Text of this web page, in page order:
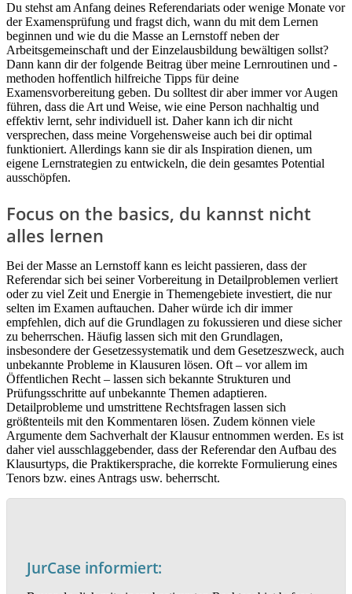
Du stehst am Anfang deines Referendariats oder wenige Monate vor
der Examensprüfung und fragst dich, wann du mit dem Lernen
beginnen und wie du die Masse an Lernstoff neben der
Arbeitsgemeinschaft und der Einzelausbildung bewältigen sollst?
Dann kann dir der folgende Beitrag über meine Lernroutinen und -
methoden hoffentlich hilfreiche Tipps für deine
Examensvorbereitung geben. Du solltest dir aber immer vor Augen
führen, dass die Art und Weise, wie eine Person nachhaltig und
effektiv lernt, sehr individuell ist. Daher kann ich dir nicht
versprechen, dass meine Vorgehensweise auch bei dir optimal
funktioniert. Allerdings kann sie dir als Inspiration dienen, um
eigene Lernstrategien zu entwickeln, die dein gesamtes Potential
ausschöpfen.
Focus on the basics, du kannst nicht
alles lernen
Bei der Masse an Lernstoff kann es leicht passieren, dass der
Referendar sich bei seiner Vorbereitung in Detailproblemen verliert
oder zu viel Zeit und Energie in Themengebiete investiert, die nur
selten im Examen auftauchen. Daher würde ich dir immer
empfehlen, dich auf die Grundlagen zu fokussieren und diese sicher
zu beherrschen. Häufig lassen sich mit den Grundlagen,
insbesondere der Gesetzessystematik und dem Gesetzeszweck, auch
unbekannte Probleme in Klausuren lösen. Oft – vor allem im
Öffentlichen Recht – lassen sich bekannte Strukturen und
Prüfungsschritte auf unbekannte Themen adaptieren.
Detailprobleme und umstrittene Rechtsfragen lassen sich
größtenteils mit den Kommentaren lösen. Zudem können viele
Argumente dem Sachverhalt der Klausur entnommen werden. Es ist
daher viel ausschlaggebender, dass der Referendar den Aufbau des
Klausurtyps, die Praktikersprache, die korrekte Formulierung eines
Tenors bzw. eines Antrags usw. beherrscht.
JurCase informiert: